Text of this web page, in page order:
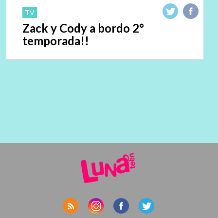
TV
Zack y Cody a bordo 2°
temporada!!